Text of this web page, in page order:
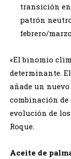
transición
patrón
febrero/
«El binomio
determinante.
añade un
combinación de
evolución de
Roque.
Aceite de